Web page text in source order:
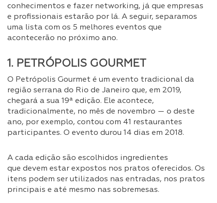
conhecimentos e fazer networking, já que empresas
e profissionais estarão por lá. A seguir, separamos
uma lista com os 5 melhores eventos que
acontecerão no próximo ano.
1. PETRÓPOLIS GOURMET
O Petrópolis Gourmet é um evento tradicional da
região serrana do Rio de Janeiro que, em 2019,
chegará a sua 19ª edição. Ele acontece,
tradicionalmente, no mês de novembro — o deste
ano, por exemplo, contou com 41 restaurantes
participantes. O evento durou 14 dias em 2018.
A cada edição são escolhidos ingredientes
que devem estar expostos nos pratos oferecidos. Os
itens podem ser utilizados nas entradas, nos pratos
principais e até mesmo nas sobremesas.